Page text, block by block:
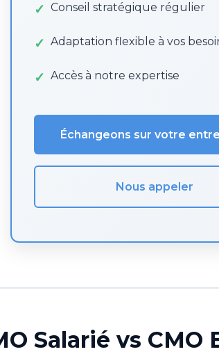
Conseil stratégique régulier
Adaptation flexible à vos
Accès à notre expertise
Échangeons sur votre
Nous appeler
Salarié vs CMO